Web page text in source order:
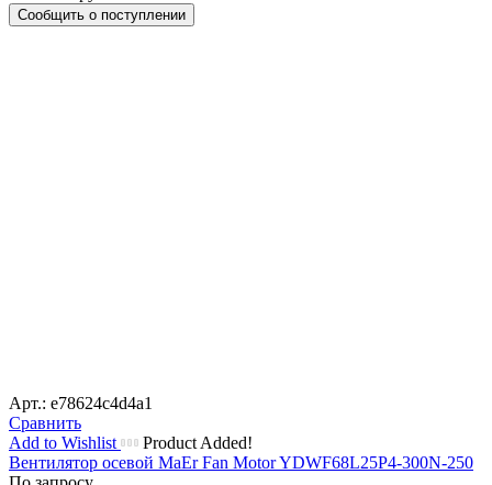
Сообщить о поступлении
Арт.: e78624c4d4a1
Сравнить
Add to Wishlist
Product Added!
Вентилятор осевой MaEr Fan Motor YDWF68L25P4-300N-250